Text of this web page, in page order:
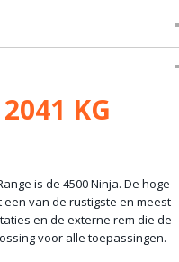
KG
is de 4500 Ninja. De hoge
van de rustigste en meest
en de externe rem die de
voor alle toepassingen.